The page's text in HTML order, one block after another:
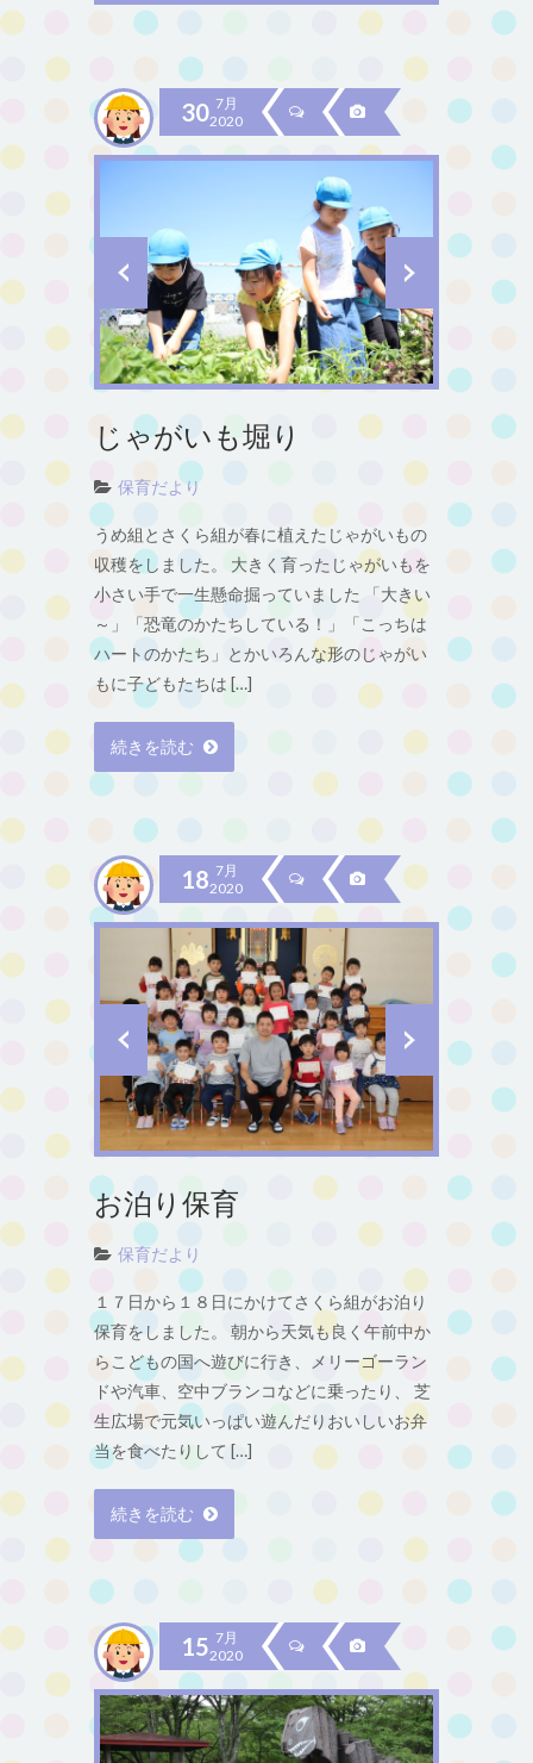
30 7月
2020
じゃがいも堀り
保育だより
うめ組とさくら組が春に植えたじゃがいもの
収穫をしました。 大きく育ったじゃがいもを
小さい手で一生懸命掘っていました 「大きい
～」「恐竜のかたちしている！」「こっちは
ハートのかたち」とかいろんな形のじゃがい
もに子どもたちは […]
続きを読む
18 7月
2020
お泊り保育
保育だより
１７日から１８日にかけてさくら組がお泊り
保育をしました。 朝から天気も良く午前中か
らこどもの国へ遊びに行き、メリーゴーラン
ドや汽車、空中ブランコなどに乗ったり、 芝
生広場で元気いっぱい遊んだりおいしいお弁
当を食べたりして […]
続きを読む
15 7月
2020